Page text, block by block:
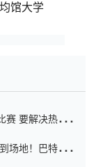
馆大学
要解决热情的
场地！巴特勒迈